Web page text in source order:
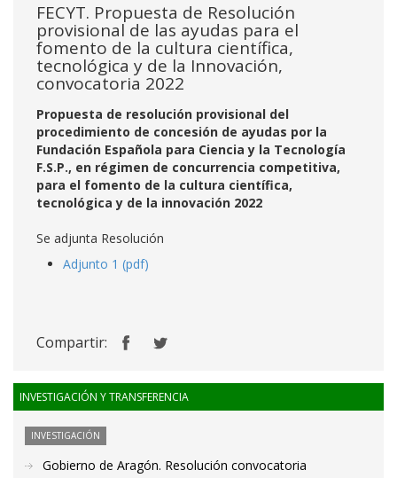
FECYT. Propuesta de Resolución
provisional de las ayudas para el
fomento de la cultura científica,
tecnológica y de la Innovación,
convocatoria 2022
Propuesta de resolución provisional del
procedimiento de concesión de ayudas por la
Fundación Española para Ciencia y la Tecnología
F.S.P., en régimen de concurrencia competitiva,
para el fomento de la cultura científica,
tecnológica y de la innovación 2022
Se adjunta Resolución
Adjunto 1 (pdf)
Compartir:
INVESTIGACIÓN Y TRANSFERENCIA
INVESTIGACIÓN
Gobierno de Aragón. Resolución convocatoria